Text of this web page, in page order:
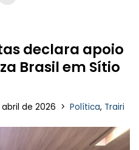
declara apoio
Brasil em Sítio
abril de 2026 Política, Trairi